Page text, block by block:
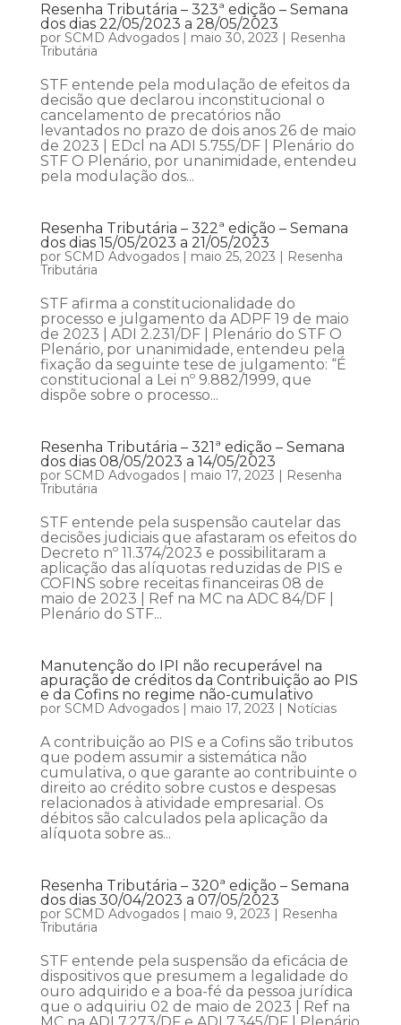
Resenha Tributária – 323ª edição – Semana
dos dias 22/05/2023 a 28/05/2023
por SCMD Advogados| maio 30, 2023 | Resenha
Tributária
STF entende pela modulação de efeitos da
decisão que declarou inconstitucional o
cancelamento de precatórios não
levantados no prazo de dois anos 26 de maio
de 2023 | EDcl na ADI 5.755/DF | Plenário do
STF O Plenário, por unanimidade, entendeu
pela modulação dos...
Resenha Tributária – 322ª edição – Semana
dos dias 15/05/2023 a 21/05/2023
por SCMD Advogados| maio 25, 2023 | Resenha
Tributária
STF afirma a constitucionalidade do
processo e julgamento da ADPF 19 de maio
de 2023 | ADI 2.231/DF | Plenário do STF O
Plenário, por unanimidade, entendeu pela
fixação da seguinte tese de julgamento: “É
constitucional a Lei nº 9.882/1999, que
dispõe sobre o processo...
Resenha Tributária – 321ª edição – Semana
dos dias 08/05/2023 a 14/05/2023
por SCMD Advogados| maio 17, 2023 | Resenha
Tributária
STF entende pela suspensão cautelar das
decisões judiciais que afastaram os efeitos do
Decreto nº 11.374/2023 e possibilitaram a
aplicação das alíquotas reduzidas de PIS e
COFINS sobre receitas financeiras 08 de
maio de 2023 | Ref na MC na ADC 84/DF |
Plenário do STF...
Manutenção do IPI não recuperável na
apuração de créditos da Contribuição ao PIS
e da Cofins no regime não-cumulativo
por SCMD Advogados| maio 17, 2023 | Notícias
A contribuição ao PIS e a Cofins são tributos
que podem assumir a sistemática não
cumulativa, o que garante ao contribuinte o
direito ao crédito sobre custos e despesas
relacionados à atividade empresarial. Os
débitos são calculados pela aplicação da
alíquota sobre as...
Resenha Tributária – 320ª edição – Semana
dos dias 30/04/2023 a 07/05/2023
por SCMD Advogados| maio 9, 2023 | Resenha
Tributária
STF entende pela suspensão da eficácia de
dispositivos que presumem a legalidade do
ouro adquirido e a boa-fé da pessoa jurídica
que o adquiriu 02 de maio de 2023 | Ref na